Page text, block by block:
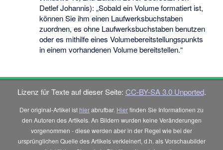
Detlef Johannis): „Sobald ein Volume formatiert ist,
können Sie ihm einen Laufwerksbuchstaben
zuordnen, es ohne Laufwerksbuchstaben benutzen
oder es mithilfe eines Volumebereitstellungspunkts
in einem vorhandenen Volume bereitstellen.“
Lizenz für Texte auf dieser Seite: CC-BY-SA 3.0 Unported.
Der original-Artikel ist hierabrufbar. Hierfinden Sie Informationen zu
den Autoren des Artikels. An Bildern wurden keine Veränderungen
vorgenommen - diese werden aber in der Regel wie bei der
ursprünglichen Quelle des Artikels verkleinert, d.h. als Vorschaubilder